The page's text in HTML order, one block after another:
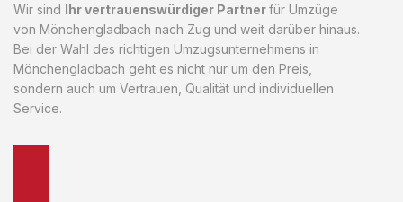
Wir sind Ihr vertrauenswürdiger Partnerfür Umzüge
von Mönchengladbach nach Zug und weit darüber hinaus.
Bei der Wahl des richtigen Umzugsunternehmens in
Mönchengladbach geht es nicht nur um den Preis,
sondern auch um Vertrauen, Qualität und individuellen
Service.